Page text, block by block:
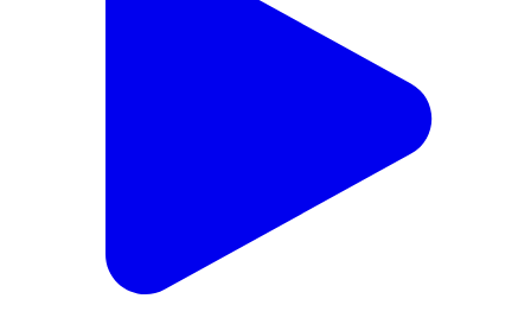
#news1washim #marathinews #washim
#maharashtranews